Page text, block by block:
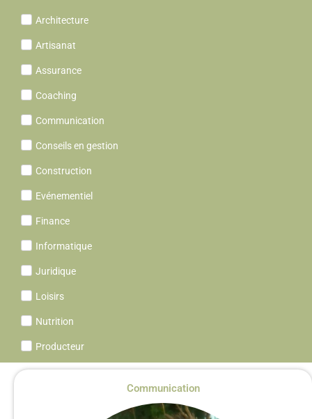
Architecture
Artisanat
Assurance
Coaching
Communication
Conseils en gestion
Construction
Evénementiel
Finance
Informatique
Juridique
Loisirs
Nutrition
Producteur
Communication